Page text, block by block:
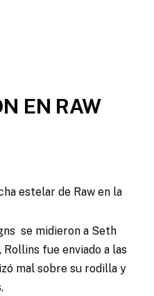
EN RAW
estelar de Raw en la
se midieron a Seth
Rollins fue enviado a las
mal sobre su rodilla y